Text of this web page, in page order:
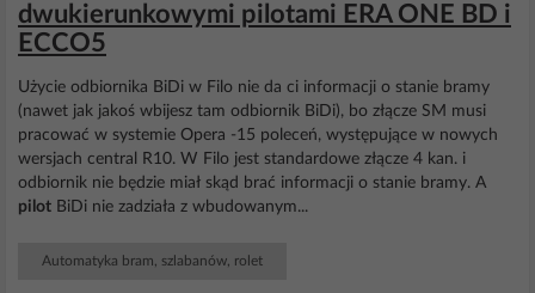
dwukierunkowymi pilotami ERA ONE BD i
ECCO5
Użycie odbiornika BiDi w Filo nie da ci informacji o stanie bramy
(nawet jak jakoś wbijesz tam odbiornik BiDi), bo złącze SM musi
pracować w systemie Opera -15 poleceń, występujące w nowych
wersjach central R10. W Filo jest standardowe złącze 4 kan. i
odbiornik nie będzie miał skąd brać informacji o stanie bramy. A
pilot BiDi nie zadziała z wbudowanym...
Automatyka bram, szlabanów, rolet